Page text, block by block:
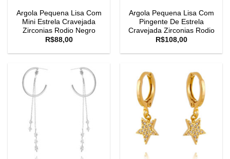
Argola Pequena Lisa Com
Mini Estrela Cravejada
Zirconias Rodio Negro
R$88,00
Argola Pequena Lisa Com
Pingente De Estrela
Cravejada Zirconias Rodio
R$108,00